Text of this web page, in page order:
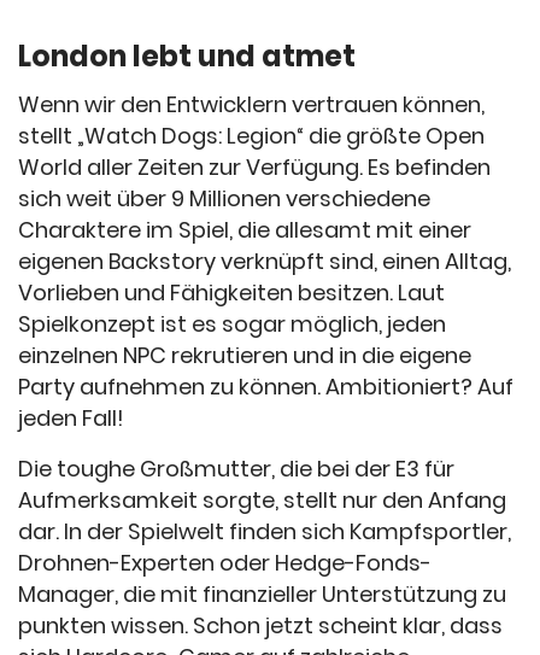
London lebt und atmet
Wenn wir den Entwicklern vertrauen können,
stellt „Watch Dogs: Legion“ die größte Open
World aller Zeiten zur Verfügung. Es befinden
sich weit über 9 Millionen verschiedene
Charaktere im Spiel, die allesamt mit einer
eigenen Backstory verknüpft sind, einen Alltag,
Vorlieben und Fähigkeiten besitzen. Laut
Spielkonzept ist es sogar möglich, jeden
einzelnen NPC rekrutieren und in die eigene
Party aufnehmen zu können. Ambitioniert? Auf
jeden Fall!
Die toughe Großmutter, die bei der E3 für
Aufmerksamkeit sorgte, stellt nur den Anfang
dar. In der Spielwelt finden sich Kampfsportler,
Drohnen-Experten oder Hedge-Fonds-
Manager, die mit finanzieller Unterstützung zu
punkten wissen. Schon jetzt scheint klar, dass